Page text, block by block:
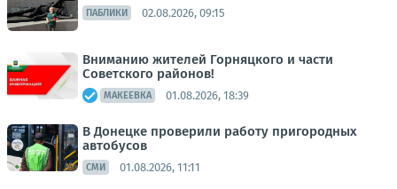
ПАБЛИКИ 02.08.2026, 09:15
Вниманию жителей Горняцкого и части
Советского районов!
МАКЕЕВКА 01.08.2026, 18:39
В Донецке проверили работу пригородных
автобусов
СМИ 01.08.2026, 11:11